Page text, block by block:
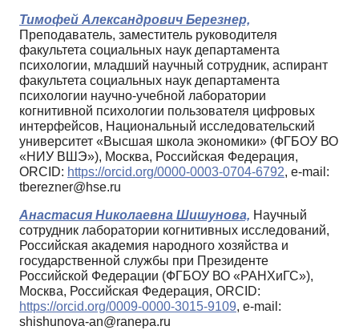
Тимофей Александрович Березнер,
Преподаватель, заместитель руководителя
факультета социальных наук департамента
психологии, младший научный сотрудник, аспирант
факультета социальных наук департамента
психологии научно-учебной лаборатории
когнитивной психологии пользователя цифровых
интерфейсов, Национальный исследовательский
университет «Высшая школа экономики» (ФГБОУ ВО
«НИУ ВШЭ»), Москва, Российская Федерация,
ORCID: https://orcid.org/0000-0003-0704-6792, e-mail:
tberezner@hse.ru
Анастасия Николаевна Шишунова, Научный
сотрудник лаборатории когнитивных исследований,
Российская академия народного хозяйства и
государственной службы при Президенте
Российской Федерации (ФГБОУ ВО «РАНХиГС»),
Москва, Российская Федерация, ORCID:
https://orcid.org/0009-0000-3015-9109, e-mail:
shishunova-an@ranepa.ru